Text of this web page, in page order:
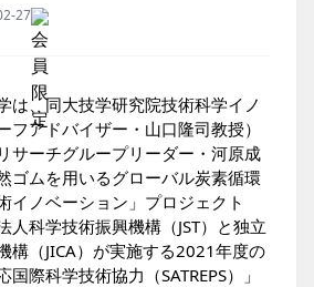
27
は、同大技学研究院技術科学イノ
フアドバイザー・山口隆司教授）
サーチグループリーダー・河原成
ゴムを用いるグローバル炭素循環
イノベーション」プロジェクト
人科学技術振興機構（JST）と独立
構（JICA）が実施する2021年度の
国際科学技術協力（SATREPS）」